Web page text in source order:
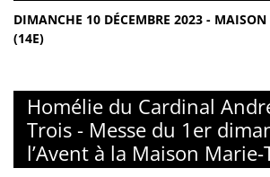
DIMANCHE 10 DÉCEMBRE 2023 - MAISON
(14E)
Homélie du Cardinal
Trois - Messe du 1er
l’Avent à la Maison Marie-